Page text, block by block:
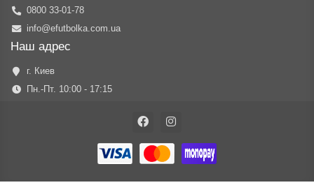
0800 33-01-78
info@efutbolka.com.ua
Наш адрес
г. Киев
Пн.-Пт. 10:00 - 17:15